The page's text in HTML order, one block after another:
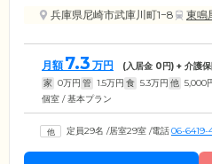
兵庫県尼崎市武庫川町1−8 東鳴
月額 7.3 万円 (入居金 0 円) + 介護
家 0万円 管 1.5万円 食 5.3万円 他 5,000
個室 / 基本プラン
定員29名 /居室29室 /電話06-6419-